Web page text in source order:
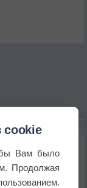
жары
cookie
Вам было
Продолжая